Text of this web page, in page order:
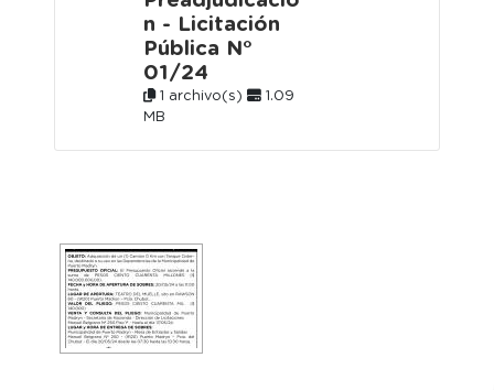
n - Licitación
Pública N°
01/24
1 archivo(s)
1.09
MB